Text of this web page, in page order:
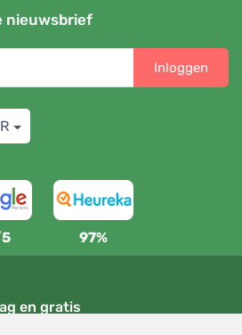
nieuwsbrief
Inloggen
97%
en gratis
bestellingen boven 95 EUR